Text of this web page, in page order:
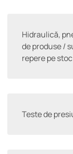
Hidraulică,
de produse /
repere pe stoc
Teste de